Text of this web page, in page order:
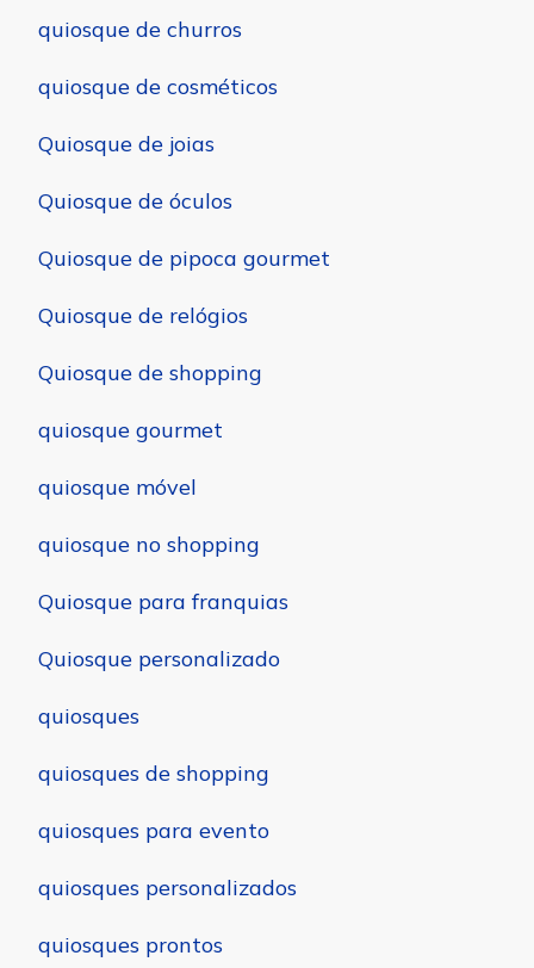
quiosque de churros
quiosque de cosméticos
Quiosque de joias
Quiosque de óculos
Quiosque de pipoca gourmet
Quiosque de relógios
Quiosque de shopping
quiosque gourmet
quiosque móvel
quiosque no shopping
Quiosque para franquias
Quiosque personalizado
quiosques
quiosques de shopping
quiosques para evento
quiosques personalizados
quiosques prontos